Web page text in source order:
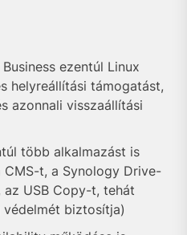
ezentúl Linux
helyreállítási támogatást,
azonnali visszaállítási
több alkalmazást is
t, a Synology Drive-
USB Copy-t, tehát
biztosítja)